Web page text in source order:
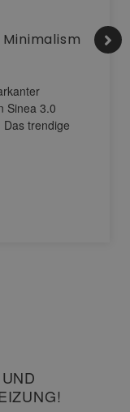
Sinea 3.0
trendige